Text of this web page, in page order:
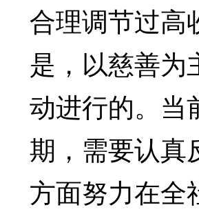
合理调节过高
是，以慈善为
动进行的。当
期，需要认真
方面努力在全